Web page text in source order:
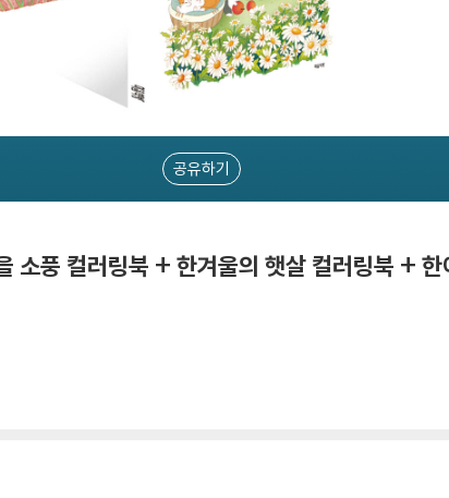
공유하기
소풍 컬러링북 + 한겨울의 햇살 컬러링북 +